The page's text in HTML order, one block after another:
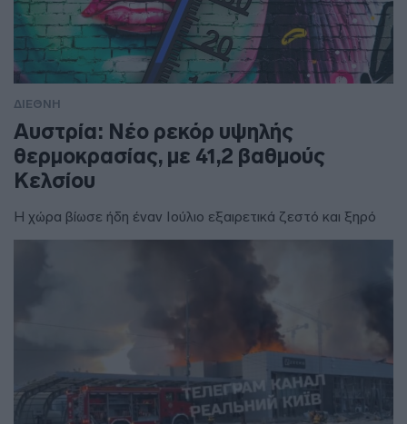
ΔΙΕΘΝΗ
Αυστρία: Νέο ρεκόρ υψηλής
θερμοκρασίας, με 41,2 βαθμούς
Κελσίου
Η χώρα βίωσε ήδη έναν Ιούλιο εξαιρετικά ζεστό και ξηρό